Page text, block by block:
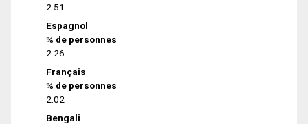
2.51
Espagnol
% de personnes
2.26
Français
% de personnes
2.02
Bengali